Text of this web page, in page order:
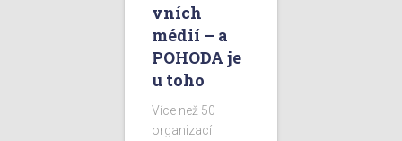
vních
médií – a
POHODA je
u toho
Více než 50
organizací